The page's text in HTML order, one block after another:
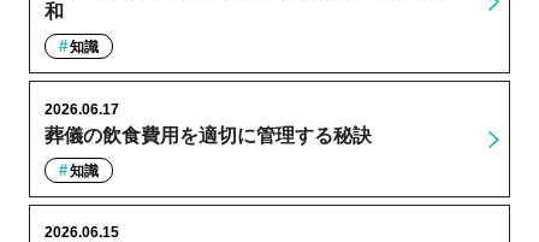
和
知識
葬儀の飲食費用を適切に管理する秘訣
2026.06.17
知識
2026.06.15